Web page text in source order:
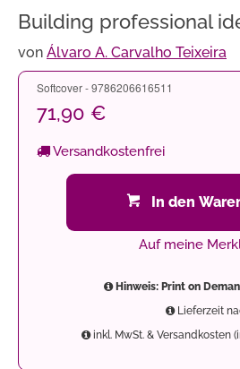
Building professional
von Álvaro A. Carvalho Teixeira
Softcover - 9786206616511
71,90 €
Versandkostenfrei
In den
Auf meine
Hinweis: Print on
Lieferzeit
inkl. MwSt. & Versandkosten